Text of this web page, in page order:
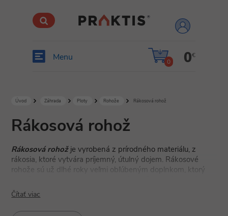
prihlásiť
sa
0 0€
Menu
Úvod Záhrada Ploty Rohože Rákosová rohož
Rákosová rohož
Rákosová rohož je vyrobená z prírodného materiálu, z
rákosia, ktoré vytvára príjemný, útulný dojem. Rákosové
rohože sú už dlhé roky veľmi obľúbeným doplnkom, ktorý
rohože umiestňujú na balkóny, terasy alebo záhrady, kde
vytvárajú perfektnú clonu pred slnkom, vetrom, prachom ale
aj pred zvedavými očami okoloidúcich či susedov.
Čítať viac